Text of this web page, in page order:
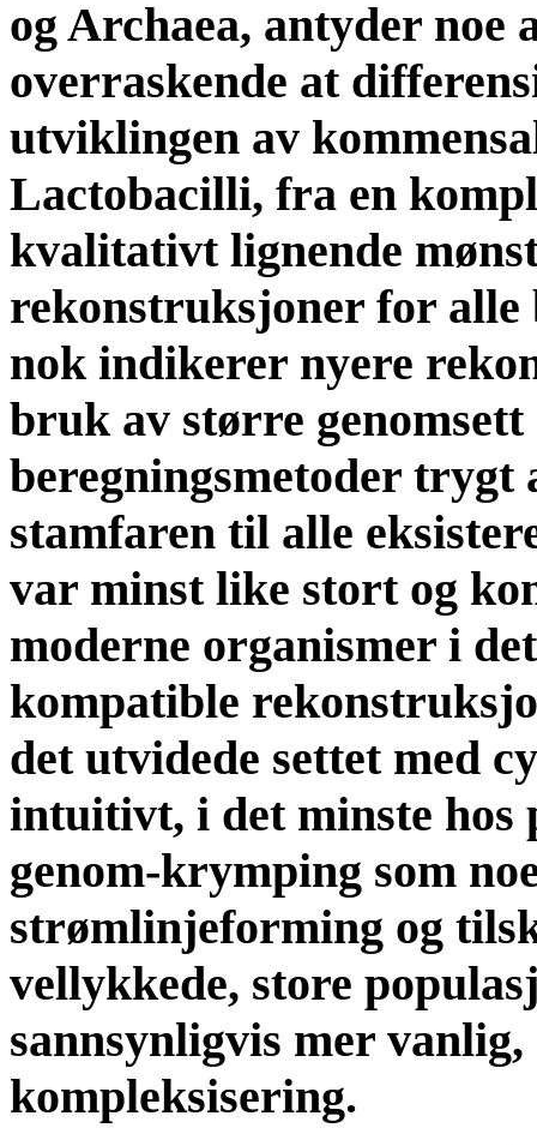
og Archaea, antyder noe
overraskende at
utviklingen av
Lactobacilli, fra en
kvalitativt lignende
rekonstruksjoner for alle
nok indikerer nyere
bruk av større
beregningsmetoder trygt
stamfaren til alle
var minst like stort og
moderne organismer i
kompatible
det utvidede settet med
intuitivt, i det minste hos
genom-krymping som
strømlinjeforming og
vellykkede, store
sannsynligvis mer vanlig,
kompleksisering.